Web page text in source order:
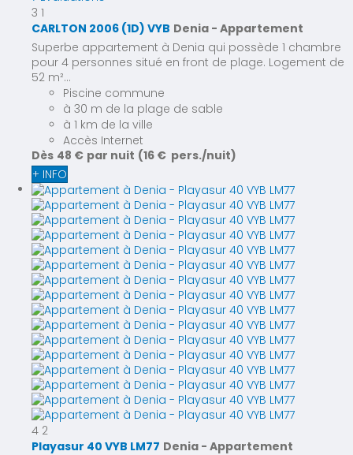
3 1
CARLTON 2006 (1D) VYB Denia - Appartement
Superbe appartement à Denia qui possède 1 chambre
pour 4 personnes situé en front de plage. Logement de
52 m²...
Piscine commune
à 30 m de la plage de sable
à 1 km de la ville
Accès Internet
Dès 48 € par nuit (16 € pers./nuit)
+ INFO
4 2
Playasur 40 VYB LM77 Denia - Appartement